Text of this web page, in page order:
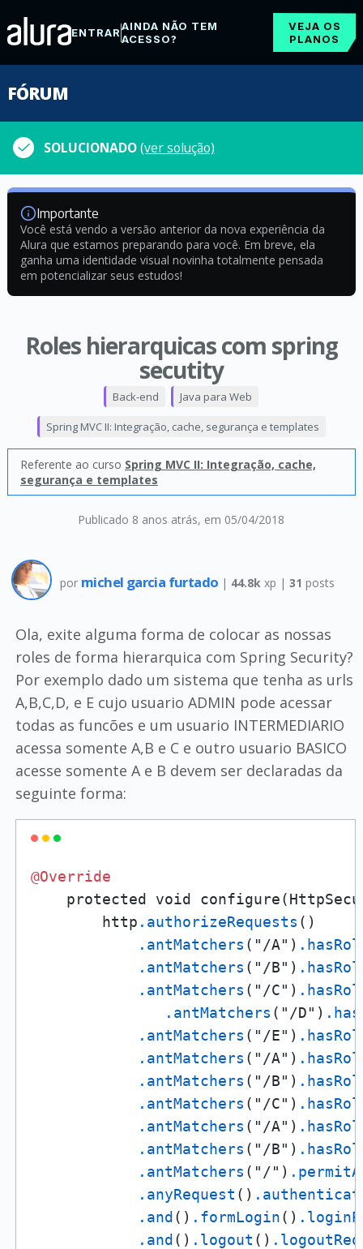
ENTRARAINDA NÃO TEM
ACESSO?
VEJA OS
PLANOS
FÓRUM
SOLUCIONADO(ver solução)
Importante
Você está vendo a versão anterior da nova experiência da
Alura que estamos preparando para você. Em breve, ela
ganha uma identidade visual novinha totalmente pensada
em potencializar seus estudos!
Roles hierarquicas com spring
secutity
Publicado 8 anos atrás, em 05/04/2018
Back-end Java para Web
Spring MVC II: Integração, cache, segurança e templates
Referente ao curso Spring MVC II: Integração, cache,
segurança e templates
por michel garcia furtado | 44.8k xp | 31 posts
Ola, exite alguma forma de colocar as nossas
roles de forma hierarquica com Spring Security?
Por exemplo dado um sistema que tenha as urls
A,B,C,D, e E cujo usuario ADMIN pode acessar
todas as funcões e um usuario INTERMEDIARIO
acessa somente A,B e C e outro usuario BASICO
acesse somente A e B devem ser declaradas da
seguinte forma:
@Override
protected void
        http
.authorizeRequests ()
.antMatchers ("/A")
.antMatchers ("/B")
.antMatchers ("/C")
.antMatchers ("/D")
.antMatchers ("/E")
.antMatchers ("/A")
.antMatchers ("/B")
.antMatchers ("/C")
.antMatchers ("/A")
.antMatchers ("/B")
.antMatchers ("/")
.anyRequest ()
.and () .formLogin()
.and () .logout ()